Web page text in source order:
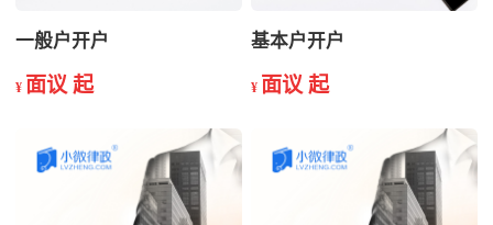
一般户开户
¥ 面议 起
基本户开户
¥ 面议 起